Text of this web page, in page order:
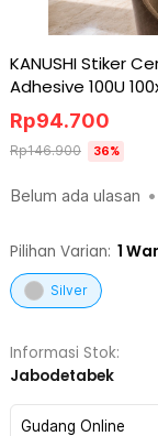
KANUSHI Stiker
Adhesive 100U
Belum ada ulasan •
Rp94.700
Rp146.900 36%
Pilihan Varian: 1
Silver
Informasi Stok:
Jabodetabek
Gudang Online